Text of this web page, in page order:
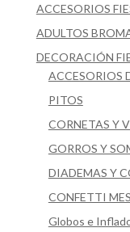
ACCESORIOS
ADULTOS
DECORACIÓN
ACCESORIOS
PITOS
CORNETAS Y
GORROS Y
DIADEMAS Y
CONFETTI
Globos e